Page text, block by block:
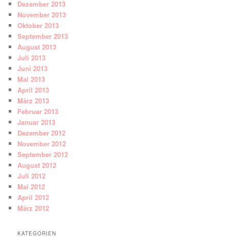
Dezember 2013
November 2013
Oktober 2013
September 2013
August 2013
Juli 2013
Juni 2013
Mai 2013
April 2013
März 2013
Februar 2013
Januar 2013
Dezember 2012
November 2012
September 2012
August 2012
Juli 2012
Mai 2012
April 2012
März 2012
KATEGORIEN